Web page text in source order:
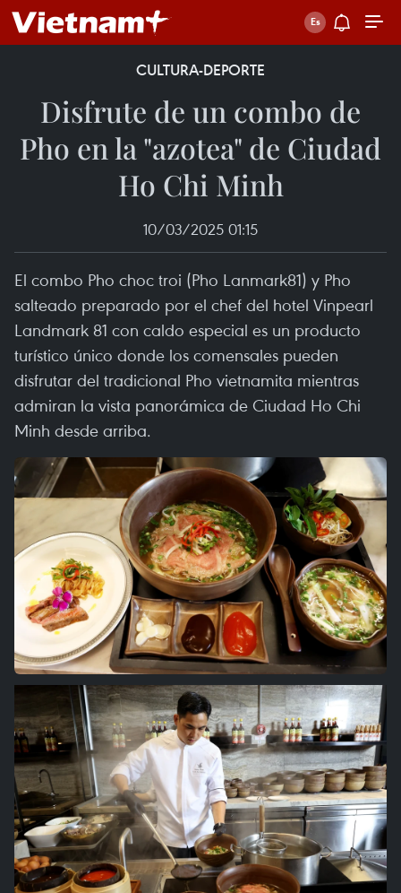
CULTURA-DEPORTE
Disfrute de un combo de
Pho en la "azotea" de Ciudad
Ho Chi Minh
10/03/2025 01:15
El combo Pho choc troi (Pho Lanmark81) y Pho
salteado preparado por el chef del hotel Vinpearl
Landmark 81 con caldo especial es un producto
turístico único donde los comensales pueden
disfrutar del tradicional Pho vietnamita mientras
admiran la vista panorámica de Ciudad Ho Chi
Minh desde arriba.